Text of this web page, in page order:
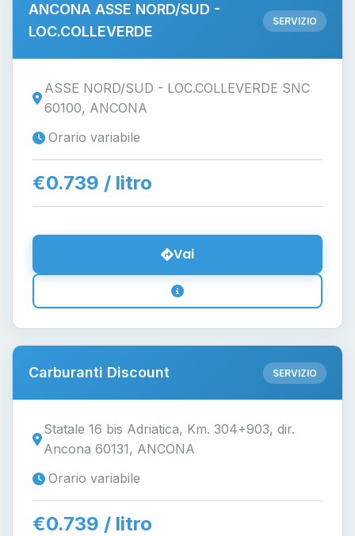
ANCONA ASSE NORD/SUD -
LOC.COLLEVERDE
SERVIZIO
ASSE NORD/SUD - LOC.COLLEVERDE SNC
60100, ANCONA
Orario variabile
€0.739 / litro
Vai
Carburanti Discount SERVIZIO
Statale 16 bis Adriatica, Km. 304+903, dir.
Ancona 60131, ANCONA
Orario variabile
€0.739 / litro